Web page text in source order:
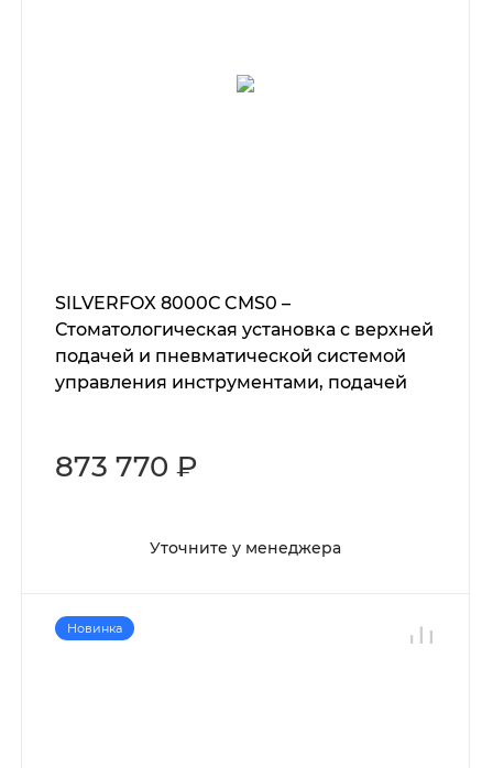
SILVERFOX 8000С CMS0 –
Стоматологическая установка с верхней
подачей и пневматической системой
управления инструментами, подачей
873 770 ₽
Уточните у менеджера
Новинка